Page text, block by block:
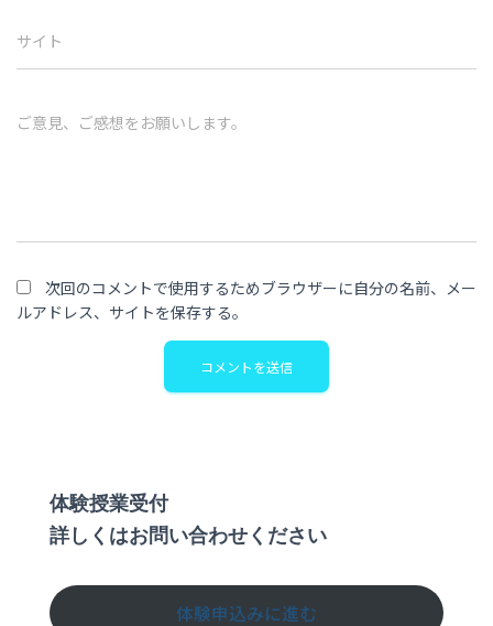
サイト
ご意見、ご感想をお願いします。
次回のコメントで使用するためブラウザーに自分の名前、メー
ルアドレス、サイトを保存する。
体験授業受付
詳しくはお問い合わせください
体験申込みに進む